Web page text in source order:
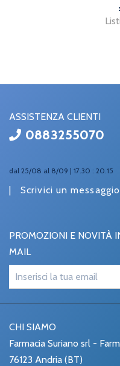
ASSISTENZA CLIENTI
0883255070
dal 25/08 al 8/09 | 17.30 : 20.15
| Scrivici un messaggio
PROMOZIONI E NOVITÀ
MAIL
CHI SIAMO
Farmacia Suriano srl -
76123 Andria (BT)